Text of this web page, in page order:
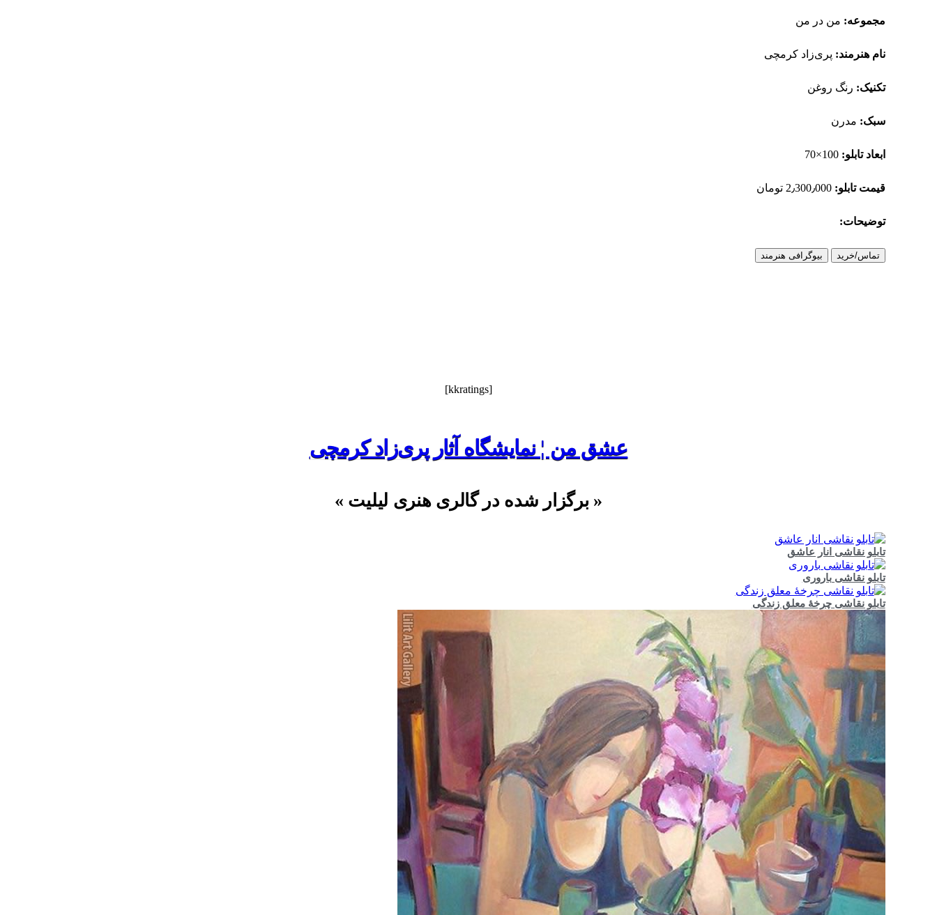
مجموعه: من‌‌‌ در من
نام هنرمند: پری‌زاد کرمچی
تکنیک: رنگ روغن
سبک: مدرن
ابعاد تابلو: 100×70
قیمت تابلو: 2٫300٫000 تومان
توضیحات:
تماس/خرید بیوگرافی هنرمند
[kkratings]
عشق من ¦ نمایشگاه آثار پری‌زاد کرمچی
« برگزار شده در گالری هنری لیلیت »
تابلو نقاشی انار عاشق
تابلو نقاشی باروری
تابلو نقاشی چرخهٔ معلق زندگی